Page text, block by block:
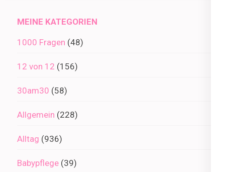
MEINE KATEGORIEN
1000 Fragen (48)
12 von 12 (156)
30am30 (58)
Allgemein (228)
Alltag (936)
Babypflege (39)